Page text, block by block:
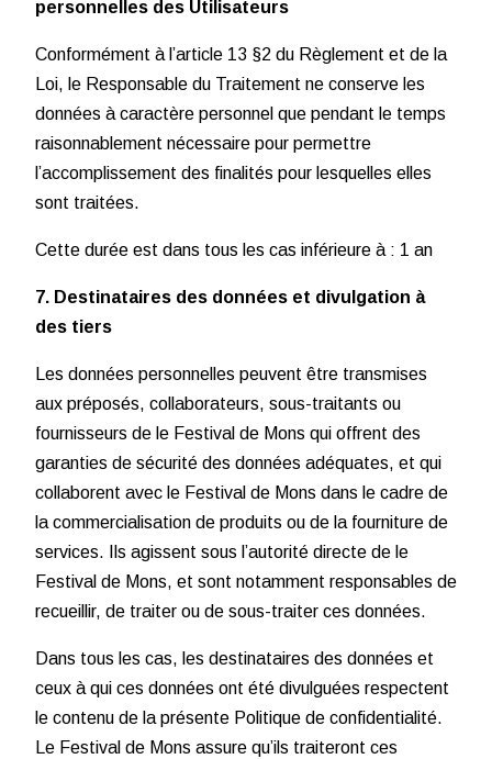
personnelles des Utilisateurs
Conformément à l’article 13 §2 du Règlement et de la
Loi, le Responsable du Traitement ne conserve les
données à caractère personnel que pendant le temps
raisonnablement nécessaire pour permettre
l’accomplissement des finalités pour lesquelles elles
sont traitées.
Cette durée est dans tous les cas inférieure à : 1 an
7. Destinataires des données et divulgation à
des tiers
Les données personnelles peuvent être transmises
aux préposés, collaborateurs, sous-traitants ou
fournisseurs de le Festival de Mons qui offrent des
garanties de sécurité des données adéquates, et qui
collaborent avec le Festival de Mons dans le cadre de
la commercialisation de produits ou de la fourniture de
services. Ils agissent sous l’autorité directe de le
Festival de Mons, et sont notamment responsables de
recueillir, de traiter ou de sous-traiter ces données.
Dans tous les cas, les destinataires des données et
ceux à qui ces données ont été divulguées respectent
le contenu de la présente Politique de confidentialité.
Le Festival de Mons assure qu’ils traiteront ces